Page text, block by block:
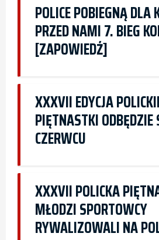
POLICE POBIEGNĄ DLA
PRZED NAMI 7. BIEG
[ZAPOWIEDŹ]
XXXVII EDYCJA
PIĘTNASTKI
CZERWCU
XXXVII POLICKA
MŁODZI SPORTOWCY
RYWALIZOWALI NA